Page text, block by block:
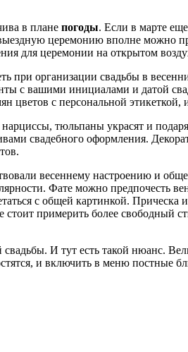
в плане погоды. Если в марте
церемонию вполне можно
для церемонии на открытом
при организации свадьбы в
с вашими инициалами и датой
цветов с персональной
нарциссы, тюльпаны украсят и
свадебного оформления.
весеннему настроению и
Фате можно предпочесть
с общей картинкой.
стоит примерить более свободный
свадьбы. И тут есть такой нюанс.
и включить в меню постные